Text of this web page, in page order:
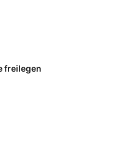
freilegen